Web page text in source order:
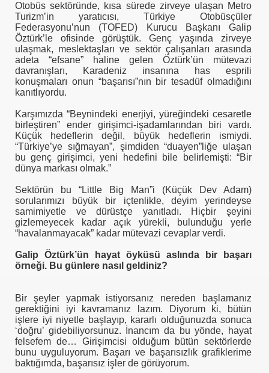
Otobüs sektöründe, kısa sürede zirveye ulaşan Metro
Turizm’in yaratıcısı, Türkiye Otobüsçüler
Federasyonu’nun (TOFED) Kurucu Başkanı Galip
Öztürk’le ofisinde görüştük. Genç yaşında zirveye
ulaşmak, meslektaşları ve sektör çalışanları arasında
adeta “efsane” haline gelen Öztürk’ün mütevazi
davranışları, Karadeniz insanına has esprili
konuşmaları onun “başarısı”nın bir tesadüf olmadığını
kanıtlıyordu.
Karşımızda “Beynindeki enerjiyi, yüreğindeki cesaretle
birleştiren” ender girişimci-işadamlarından biri vardı.
Küçük hedeflerin değil, büyük hedeflerin ismiydi.
“Türkiye’ye sığmayan”, şimdiden “duayen”liğe ulaşan
bu genç girişimci, yeni hedefini bile belirlemişti: “Bir
dünya markası olmak.”
Sektörün bu “Little Big Man”i (Küçük Dev Adam)
sorularımızı büyük bir içtenlikle, deyim yerindeyse
samimiyetle ve dürüstçe yanıtladı. Hiçbir şeyini
gizlemeyecek kadar açık yürekli, bulunduğu yerle
“havalanmayacak” kadar mütevazi cevaplar verdi.
Galip Öztürk’ün hayat öyküsü aslında bir başarı
örneği. Bu günlere nasıl geldiniz?
Bir şeyler yapmak istiyorsanız nereden başlamanız
gerektiğini iyi kavramanız lazım. Diyorum ki, bütün
işlere iyi niyetle başlayıp, kararlı olduğunuzda sonuca
‘doğru’ gidebiliyorsunuz. İnancım da bu yönde, hayat
felsefem de… Girişimcisi olduğum bütün sektörlerde
bunu uyguluyorum. Başarı ve başarısızlık grafiklerime
baktığımda, başarısız işler de görüyorum.
AÇTINIZMI?